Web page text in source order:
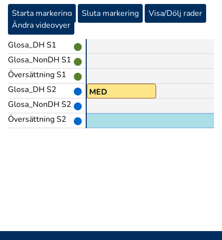
Starta markering Sluta markering
Visa/Dölj rader
Ändra videovyer
Glosa_DH S1
Glosa_NonDH S1
Översättning S1
Glosa_DH S2
Glosa_NonDH S2
Översättning S2
SÄGA MED